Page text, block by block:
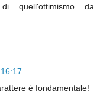
quell'ottimismo da
è fondamentale!